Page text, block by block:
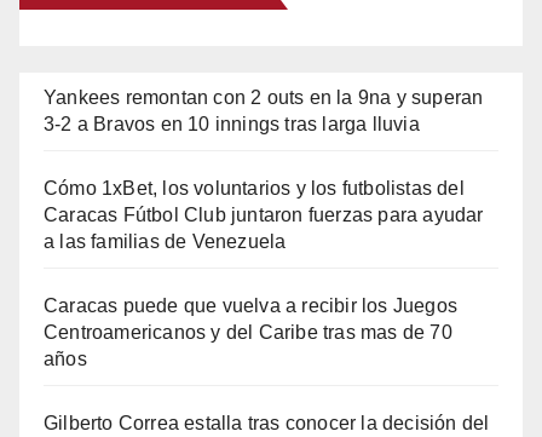
Yankees remontan con 2 outs en la 9na y superan
3-2 a Bravos en 10 innings tras larga lluvia
Cómo 1xBet, los voluntarios y los futbolistas del
Caracas Fútbol Club juntaron fuerzas para ayudar
a las familias de Venezuela
Caracas puede que vuelva a recibir los Juegos
Centroamericanos y del Caribe tras mas de 70
años
Gilberto Correa estalla tras conocer la decisión del